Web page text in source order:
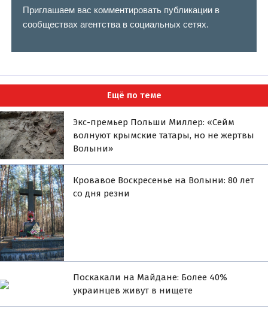
Приглашаем вас комментировать публикации в
сообществах агентства в социальных сетях.
Ещё по теме
Экс-премьер Польши Миллер: «Сейм
волнуют крымские татары, но не жертвы
Волыни»
Кровавое Воскресенье на Волыни: 80 лет
со дня резни
Поскакали на Майдане: Более 40%
украинцев живут в нищете